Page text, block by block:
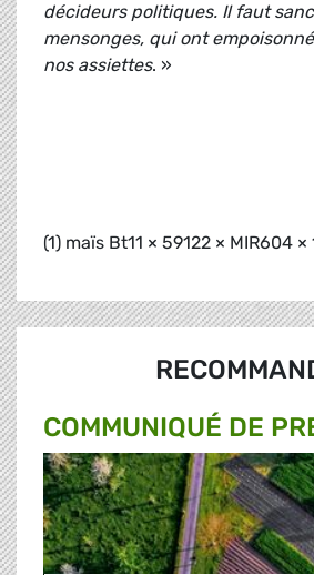
décideurs politiques. Il faut
mensonges, qui ont
nos assiettes. »
(1) maïs Bt11 × 59122 × MIR604 ×
COMMUNIQUÉ DE